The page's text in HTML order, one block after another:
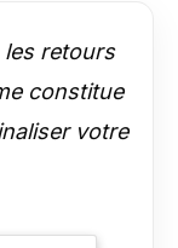
les retours
constitue
votre